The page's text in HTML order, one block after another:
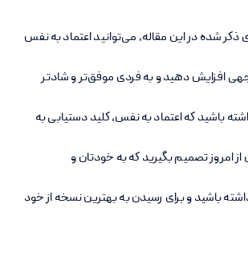
ذکر شده در این مقاله، می‌توانید اعتماد به نفس
افزایش دهید و به فردی موفق‌تر و شادتر
باشید که اعتماد به نفس، کلید دستیابی به
امروز تصمیم بگیرید که به خودتان و
باشید و برای رسیدن به بهترین نسخه از خود